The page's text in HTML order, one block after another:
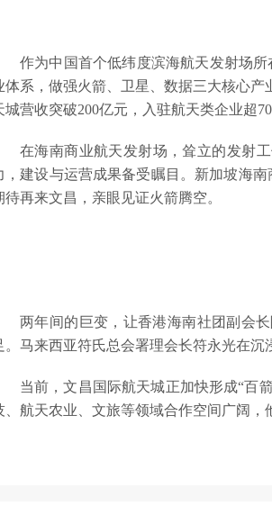
作为中国首个低纬度滨海航天发射场
体系，做强火箭、卫星、数据三大核心
城营收突破200亿元，入驻航天类企业超
在海南商业航天发射场，耸立的发射
，建设与运营成果备受瞩目。新加坡海
待再来文昌，亲眼见证火箭腾空。
两年间的巨变，让香港海南社团副会
。马来西亚符氏总会署理会长符永光在
当前，文昌国际航天城正加快形成“百
、航天农业、文旅等领域合作空间广阔，